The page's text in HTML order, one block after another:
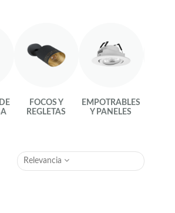
FOCOS Y
REGLETAS
EMPOTRABLES
Y PANELES
Relevancia